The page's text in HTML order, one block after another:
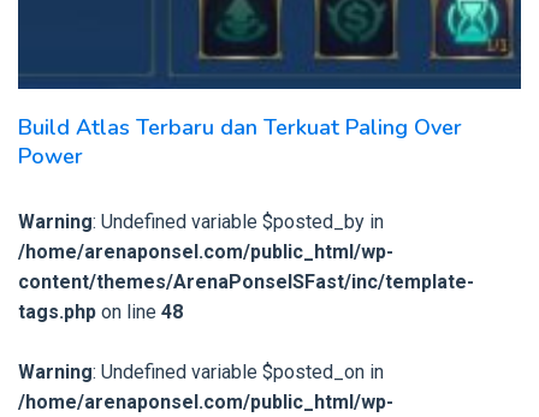
Build Atlas Terbaru dan Terkuat Paling Over
Power
Warning: Undefined variable $posted_by in
/home/arenaponsel.com/public_html/wp-
content/themes/ArenaPonselSFast/inc/template-
tags.php on line 48
Warning: Undefined variable $posted_on in
/home/arenaponsel.com/public_html/wp-